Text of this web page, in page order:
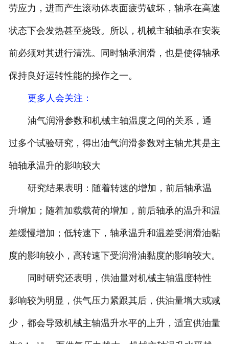
劳应力，进而产生滚动体表面疲劳破坏，轴承在高速
状态下会发热甚至烧毁。所以，机械主轴轴承在安装
前必须对其进行清洗。同时轴承润滑，也是使得轴承
保持良好运转性能的操作之一。
更多人会关注 ：
油气润滑参数和机械主轴温度之间的关系，通
过多个试验研究，得出油气润滑参数对主轴尤其是主
轴轴承温升的影响较大
研究结果表明：随着转速的增加，前后轴承温
升增加；随着加载载荷的增加，前后轴承的温升和温
差缓慢增加；低转速下，轴承温升和温差受润滑油黏
度的影响较小，高转速下受润滑油黏度的影响较大。
同时研究还表明，供油量对机械主轴温度特性
影响较为明显，供气压力紧跟其后，供油量增大或减
少，都会导致机械主轴温升水平的上升，适宜供油量